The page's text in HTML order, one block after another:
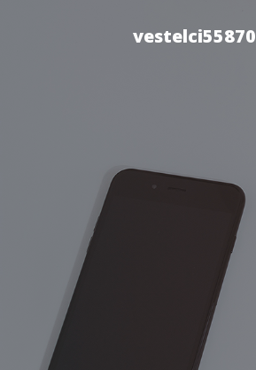
vestelci55870